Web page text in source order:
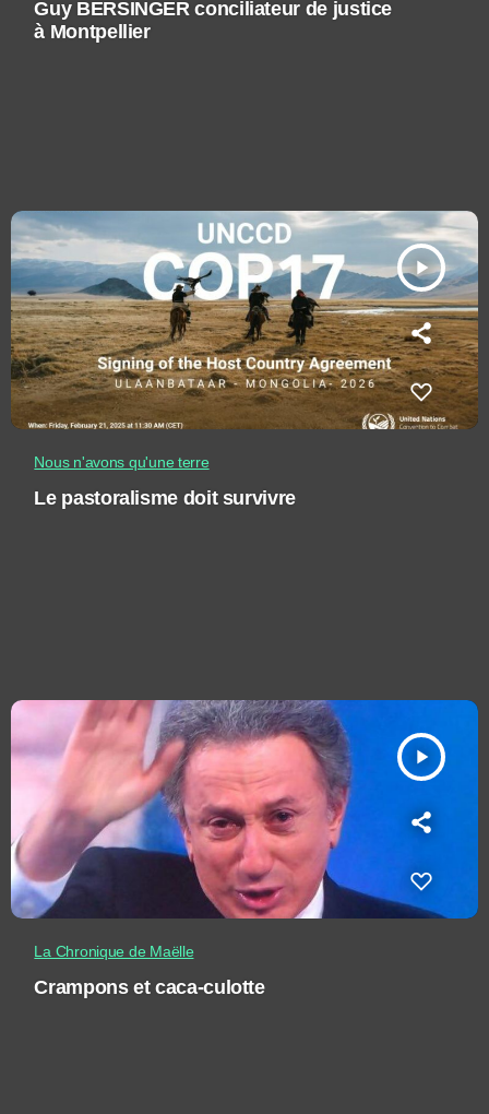
Guy BERSINGER conciliateur de justice
à Montpellier
play_arrow
Nous n'avons qu'une terre
Le pastoralisme doit survivre
play_arrow
La Chronique de Maëlle
Crampons et caca-culotte